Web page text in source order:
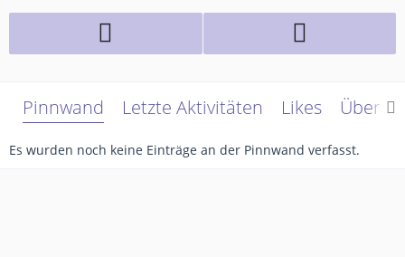
Pinnwand Letzte Aktivitäten Likes Über
Es wurden noch keine Einträge an der Pinnwand verfasst.